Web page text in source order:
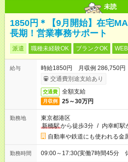
未読
1850円＊【9月開始】在宅
長期！営業事務サポート
派遣 職種未経験OK ブランクOK
給与
時給1850円 月収例 286,750円
交通費別途支給あり
交通費 全額支給
月収例 25～30万円
勤務地
東京都港区
新橋駅から徒歩3分 / 内幸町駅
自動車や鉄道にも使われる金
勤務時間 09:00～17:30(実働7時間45分